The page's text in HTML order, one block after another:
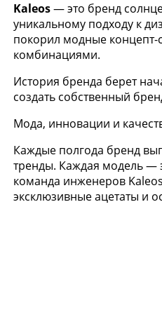
Kaleos— это бренд
уникальному подходу к
покорил модные
комбинациями.
История бренда берет
создать собственный
Мода, инновации и
Каждые полгода бренд
тренды. Каждая модель —
команда инженеров
эксклюзивные ацетаты и